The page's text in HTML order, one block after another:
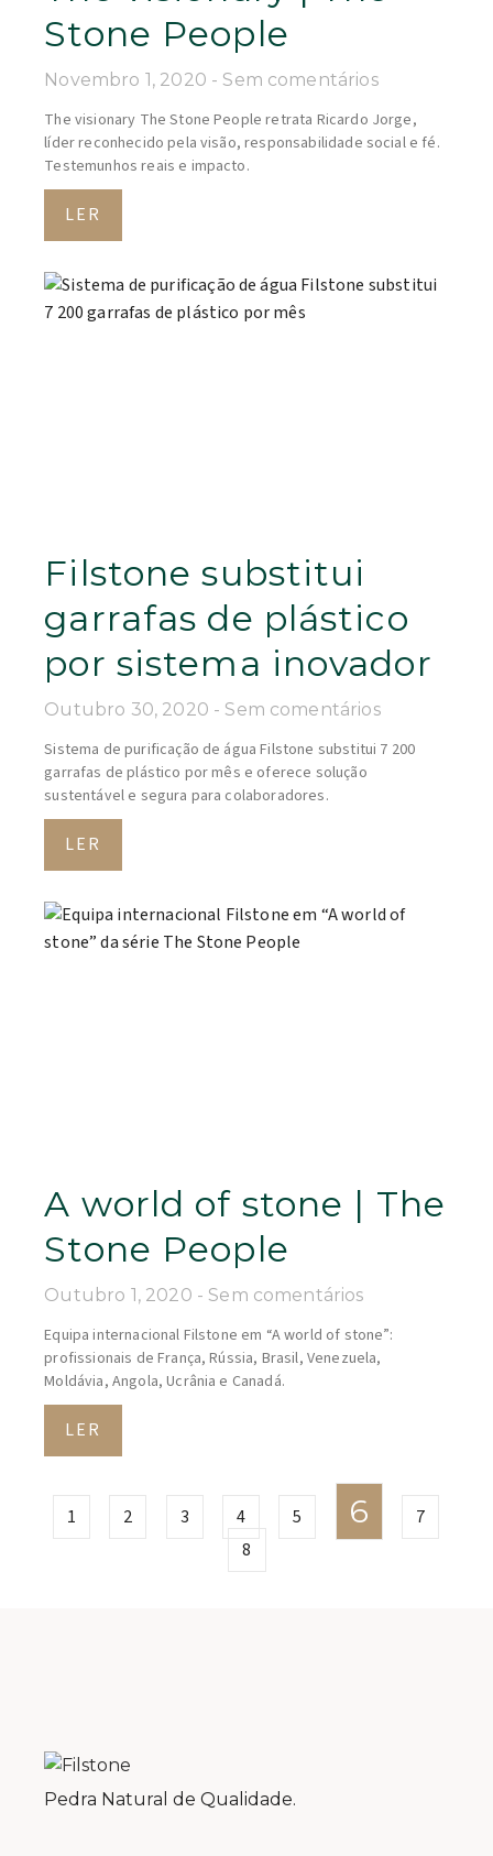
Stone People
Novembro 1, 2020 Sem comentários
The visionary The Stone People retrata Ricardo Jorge,
líder reconhecido pela visão, responsabilidade social e fé.
Testemunhos reais e impacto.
LER
Filstone substitui
garrafas de plástico
por sistema inovador
Outubro 30, 2020 Sem comentários
Sistema de purificação de água Filstone substitui 7 200
garrafas de plástico por mês e oferece solução
sustentável e segura para colaboradores.
LER
A world of stone | The
Stone People
Outubro 1, 2020 Sem comentários
Equipa internacional Filstone em “A world of stone”:
profissionais de França, Rússia, Brasil, Venezuela,
Moldávia, Angola, Ucrânia e Canadá.
LER
1 2 3 4 5 6
7
8
Pedra Natural de Qualidade.